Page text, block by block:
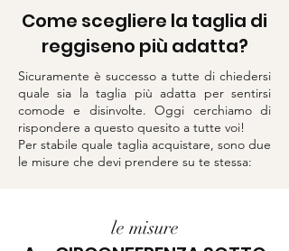
Come scegliere la taglia di
reggiseno più adatta?
Sicuramente è successo a tutte di chiedersi
quale sia la taglia più adatta per sentirsi
comode e disinvolte. Oggi cerchiamo di
rispondere a questo quesito a tutte voi!
Per stabile quale taglia acquistare, sono due
le misure che devi prendere su te stessa:
le misure